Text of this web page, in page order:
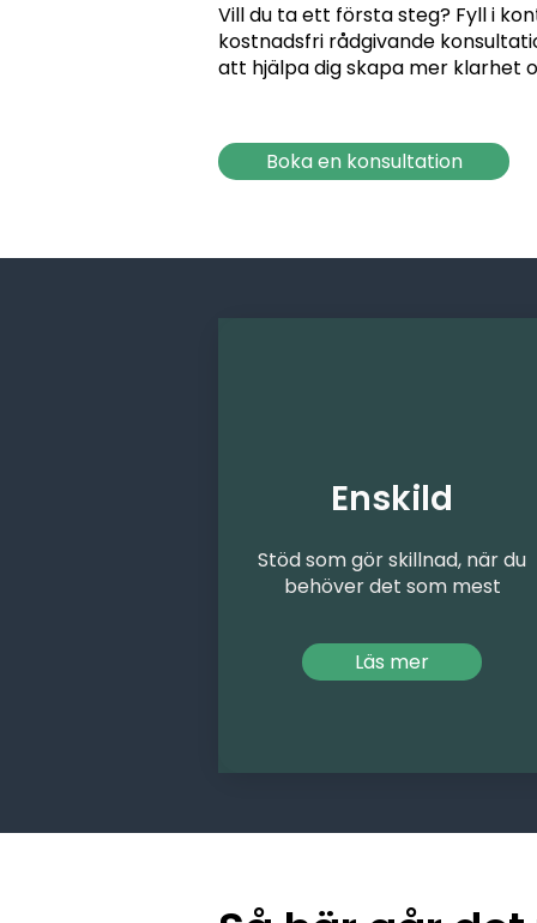
Vill du ta ett första steg? Fyll i
kostnadsfri rådgivande
att hjälpa dig skapa mer klarhet
Boka en konsultation
Enskild
Stöd som gör skillnad, när du
behöver det som mest​
Läs mer